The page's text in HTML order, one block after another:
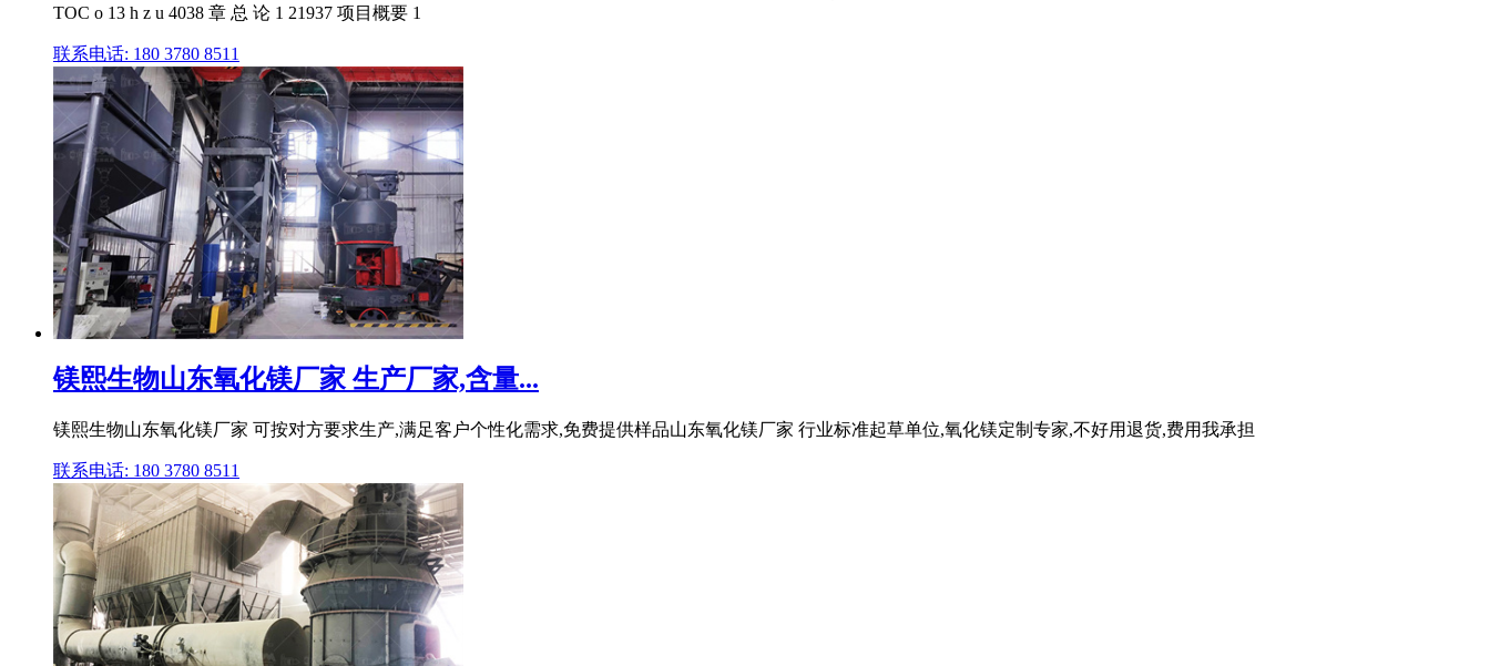
TOC o 13 h z u 4038 章 总 论 1 21937 项目概要 1
联系电话: 180 3780 8511
镁熙生物山东氧化镁厂家 生产厂家,含量...
镁熙生物山东氧化镁厂家 可按对方要求生产,满足客户个性化需求,免费提供样品山东氧化镁厂家 行业标准起草单位,氧化镁定制专家,不好用退货,费用我承担
联系电话: 180 3780 8511